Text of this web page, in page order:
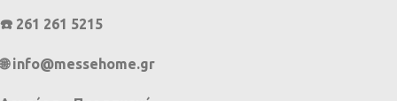
☎️ 261 261 5215
🌐 info@messehome.gr